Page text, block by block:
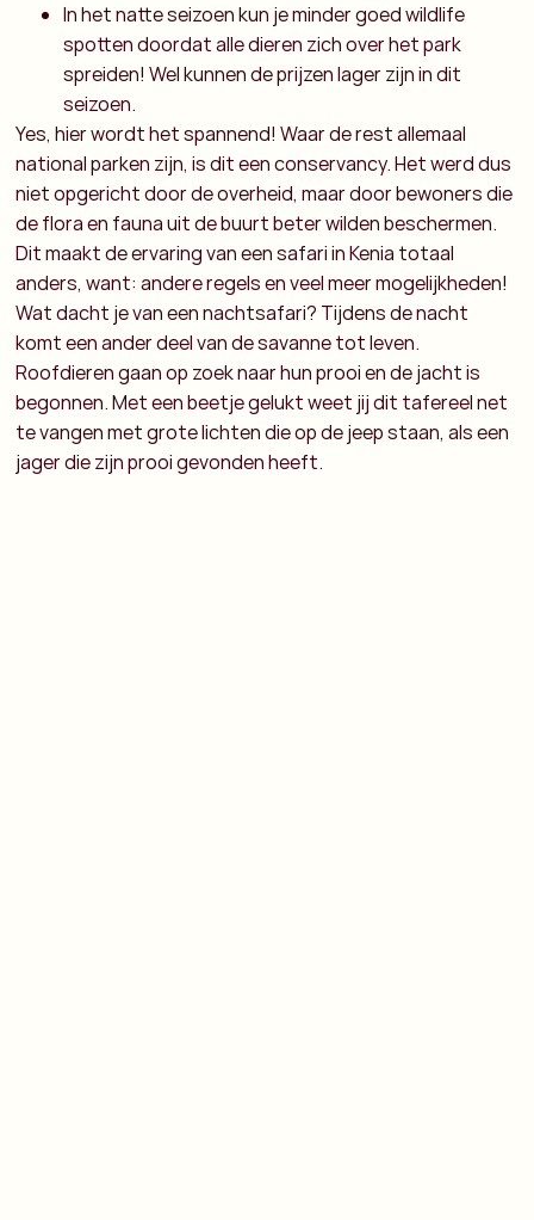
In het natte seizoen kun je minder goed wildlife
spotten doordat alle dieren zich over het park
spreiden! Wel kunnen de prijzen lager zijn in dit
seizoen.
Yes, hier wordt het spannend! Waar de rest allemaal
national parken zijn, is dit een conservancy. Het werd dus
niet opgericht door de overheid, maar door bewoners die
de flora en fauna uit de buurt beter wilden beschermen.
Dit maakt de ervaring van een safari in Kenia totaal
anders, want: andere regels en veel meer mogelijkheden!
Wat dacht je van een nachtsafari? Tijdens de nacht
komt een ander deel van de savanne tot leven.
Roofdieren gaan op zoek naar hun prooi en de jacht is
begonnen. Met een beetje gelukt weet jij dit tafereel net
te vangen met grote lichten die op de jeep staan, als een
jager die zijn prooi gevonden heeft.